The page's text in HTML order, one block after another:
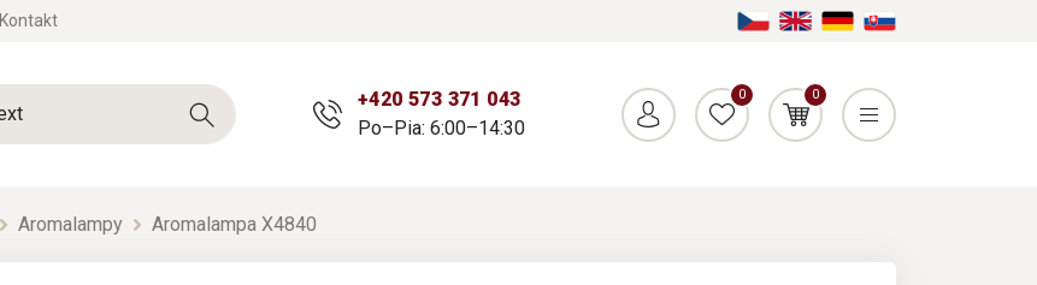
Kontakt
+420 573 371 043
Po–Pia: 6:00–14:30
0 0
Aromalampy Aromalampa X4840